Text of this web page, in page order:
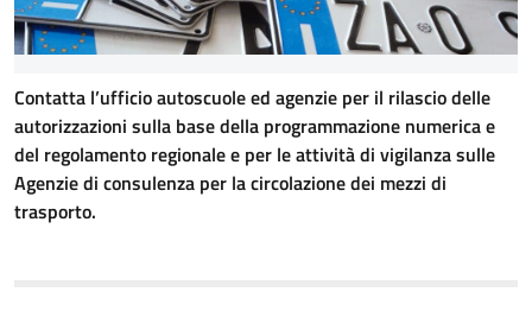
Contatta l’ufficio autoscuole ed agenzie per il rilascio delle
autorizzazioni sulla base della programmazione numerica e
del regolamento regionale e per le attività di vigilanza sulle
Agenzie di consulenza per la circolazione dei mezzi di
trasporto.